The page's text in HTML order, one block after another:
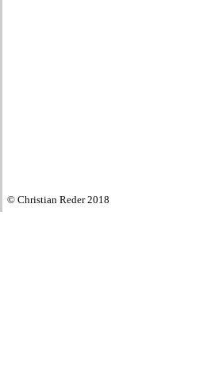
© Christian Reder 2018